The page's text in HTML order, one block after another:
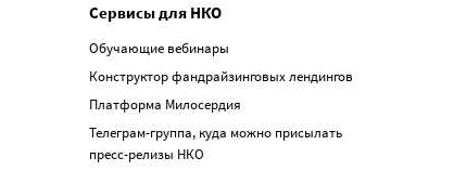
Сервисы для НКО
Обучающие вебинары
Конструктор фандрайзинговых лендингов
Платформа Милосердия
Телеграм-группа, куда можно присылать
пресс-релизы НКО